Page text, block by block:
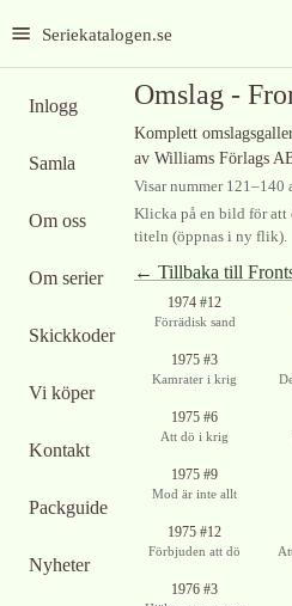
Seriekatalogen.se
Inlogg
Samla
Om oss
Om serier
Skickkoder
Vi köper
Kontakt
Packguide
Nyheter
Omslag -
Komplett
av Williams Förlags
Visar nummer 121–140
Klicka på en bild för att
titeln (öppnas i ny flik).
← Tillbaka till
Ingen bild
tillgänglig
1974 #12
Förrädisk sand
1975 #3
Kamrater i krig
1975 #6
Att dö i krig
1975 #9
Mod är inte allt
1975 #12
Förbjuden att dö
1976 #3